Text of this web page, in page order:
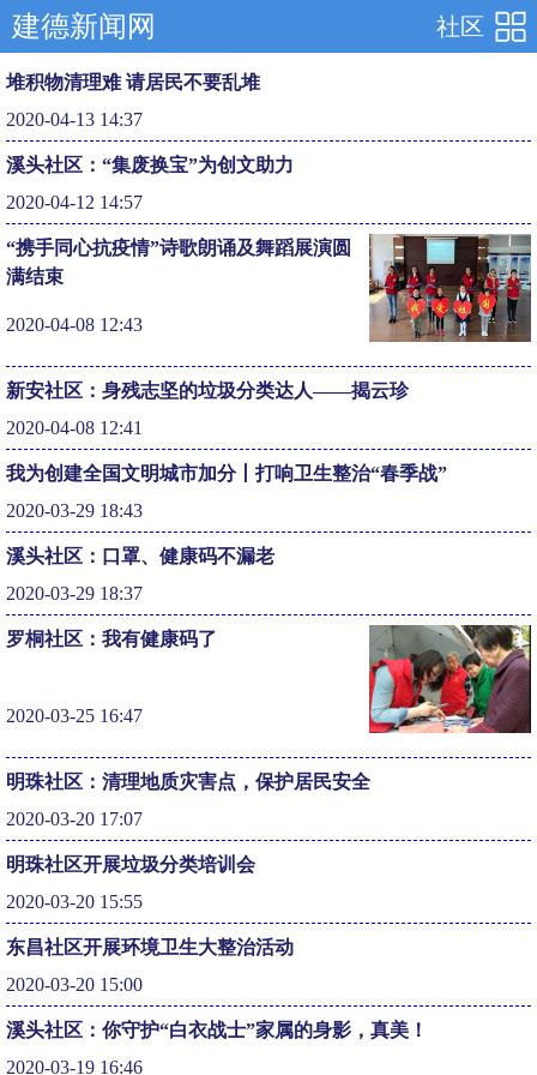
社区
建德新闻网
堆积物清理难 请居民不要乱堆
2020-04-13 14:37
溪头社区：“集废换宝”为创文助力
2020-04-12 14:57
“携手同心抗疫情”诗歌朗诵及舞蹈展演圆
满结束
2020-04-08 12:43
新安社区：身残志坚的垃圾分类达人——揭云珍
2020-04-08 12:41
我为创建全国文明城市加分丨打响卫生整治“春季战”
2020-03-29 18:43
溪头社区：口罩、健康码不漏老
2020-03-29 18:37
罗桐社区：我有健康码了
2020-03-25 16:47
明珠社区：清理地质灾害点，保护居民安全
2020-03-20 17:07
明珠社区开展垃圾分类培训会
2020-03-20 15:55
东昌社区开展环境卫生大整治活动
2020-03-20 15:00
溪头社区：你守护“白衣战士”家属的身影，真美！
2020-03-19 16:46